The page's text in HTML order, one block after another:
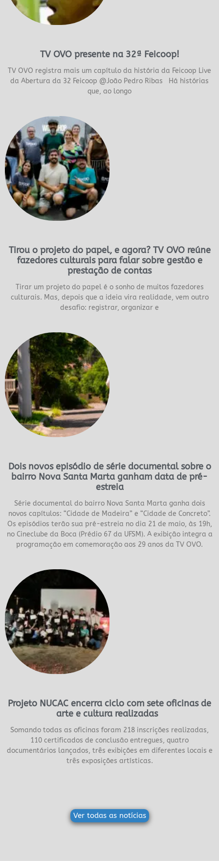
TV OVO presente na 32ª Feicoop!
TV OVO registra mais um capítulo da história da Feicoop Live
da Abertura da 32 Feicoop @João Pedro Ribas Há histórias
que, ao longo
Tirou o projeto do papel, e agora? TV OVO reúne
fazedores culturais para falar sobre gestão e
prestação de contas
Tirar um projeto do papel é o sonho de muitos fazedores
culturais. Mas, depois que a ideia vira realidade, vem outro
desafio: registrar, organizar e
Dois novos episódio de série documental sobre o
bairro Nova Santa Marta ganham data de pré-
estreia
Série documental do bairro Nova Santa Marta ganha dois
novos capítulos: “Cidade de Madeira” e “Cidade de Concreto”.
Os episódios terão sua pré-estreia no dia 21 de maio, às 19h,
no Cineclube da Boca (Prédio 67 da UFSM). A exibição integra a
programação em comemoração aos 29 anos da TV OVO.
Projeto NUCAC encerra ciclo com sete oficinas de
arte e cultura realizadas
Somando todas as oficinas foram 218 inscrições realizadas,
110 certificados de conclusão entregues, quatro
documentários lançados, três exibições em diferentes locais e
três exposições artísticas.
Ver todas as notícias